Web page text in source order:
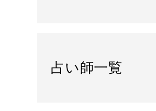
占い師一覧